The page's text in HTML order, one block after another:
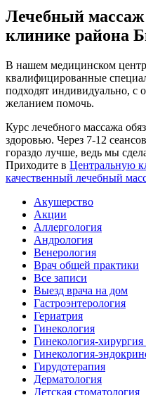
Лечебный
клинике района
В нашем медицинском
квалифицированные
подходят индивидуально, с
желанием помочь.
Курс лечебного массажа
здоровью. Через 7-12
гораздо лучше, ведь мы
Приходите в Центральную
качественный лечебный
Акушерство
Акции
Аллергология
Андрология
Венерология
Врач общей практики
Все записи
Выезд врача на дом
Гастроэнтерология
Гериатрия
Гинекология
Гинекология-
Гинекология-
Гирудотерапия
Дерматология
Детская стоматология